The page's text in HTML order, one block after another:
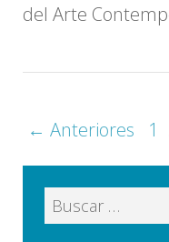
del Arte
← Anteriores 1